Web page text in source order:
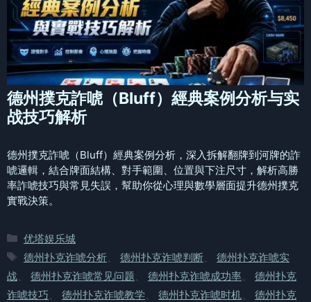
德州撲克詐唬（Bluff）經典案例分析与实
战技巧解析
德州撲克詐唬（Bluff）經典案例分析，深入拆解翻牌到河牌的詐
唬邏輯，結合牌面結構、對手範圍、位置與下注尺寸，解析高勝
率詐唬技巧與常見失誤，幫助你從心理與數學層面提升德州撲克
實戰決策。
分
类
优塔娱乐城
标
签
德州扑克诈唬分析 德州扑克诈唬判断
德州扑克诈唬实
战
德州扑克诈唬常见问题 德州扑克诈唬成功率
德州扑克
诈唬技巧
德州扑克诈唬教学 德州扑克诈唬时机
德州扑克